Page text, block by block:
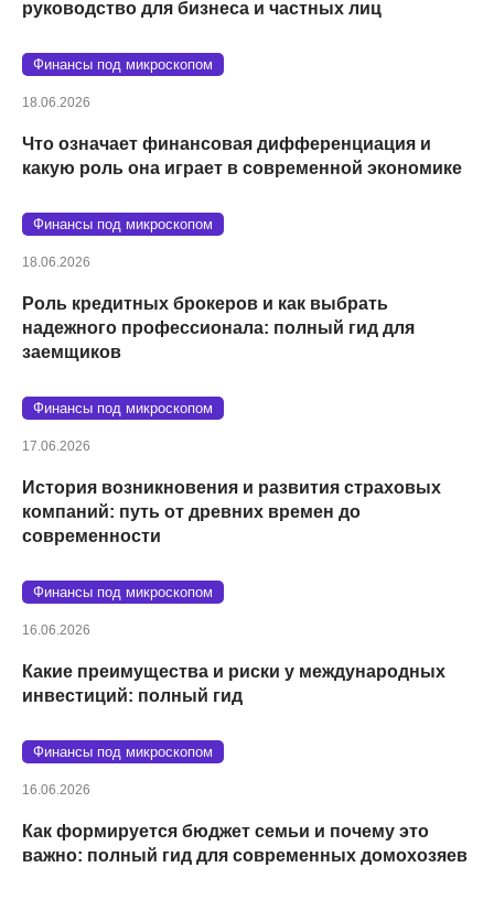
руководство для бизнеса и частных лиц
Финансы под микроскопом
18.06.2026
Что означает финансовая дифференциация и
какую роль она играет в современной экономике
Финансы под микроскопом
18.06.2026
Роль кредитных брокеров и как выбрать
надежного профессионала: полный гид для
заемщиков
Финансы под микроскопом
17.06.2026
История возникновения и развития страховых
компаний: путь от древних времен до
современности
Финансы под микроскопом
16.06.2026
Какие преимущества и риски у международных
инвестиций: полный гид
Финансы под микроскопом
16.06.2026
Как формируется бюджет семьи и почему это
важно: полный гид для современных домохозяев